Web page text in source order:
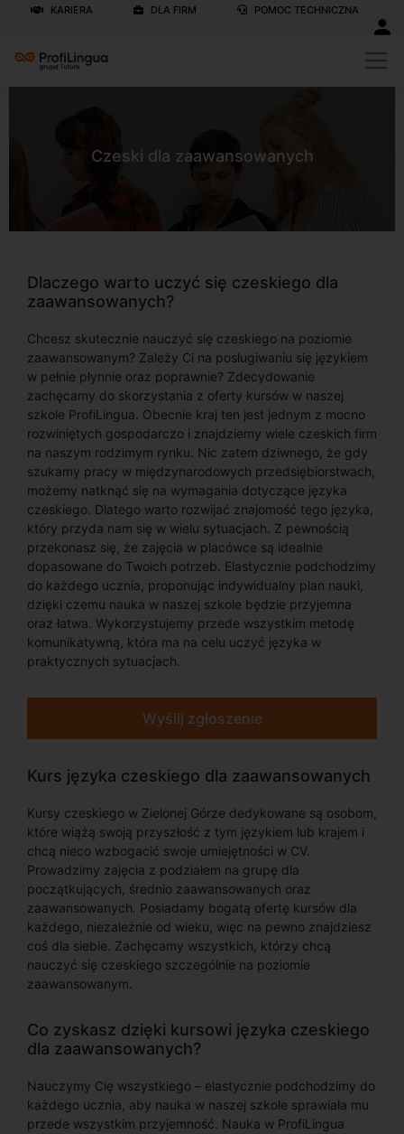
KARIERA DLA FIRM POMOC TECHNICZNA
Czeski dla zaawansowanych
Dlaczego warto uczyć się czeskiego dla
zaawansowanych?
Chcesz skutecznie nauczyć się czeskiego na poziomie
zaawansowanym? Zależy Ci na posługiwaniu się językiem
w pełnie płynnie oraz poprawnie? Zdecydowanie
zachęcamy do skorzystania z oferty kursów w naszej
szkole ProfiLingua. Obecnie kraj ten jest jednym z mocno
rozwiniętych gospodarczo i znajdziemy wiele czeskich firm
na naszym rodzimym rynku. Nic zatem dziwnego, że gdy
szukamy pracy w międzynarodowych przedsiębiorstwach,
możemy natknąć się na wymagania dotyczące języka
czeskiego. Dlatego warto rozwijać znajomość tego języka,
który przyda nam się w wielu sytuacjach. Z pewnością
przekonasz się, że zajęcia w placówce są idealnie
dopasowane do Twoich potrzeb. Elastycznie podchodzimy
do każdego ucznia, proponując indywidualny plan nauki,
dzięki czemu nauka w naszej szkole będzie przyjemna
oraz łatwa. Wykorzystujemy przede wszystkim metodę
komunikatywną, która ma na celu uczyć języka w
praktycznych sytuacjach.
Wyślij zgłoszenie
Kurs języka czeskiego dla zaawansowanych
Kursy czeskiego w Zielonej Górze dedykowane są osobom,
które wiążą swoją przyszłość z tym językiem lub krajem i
chcą nieco wzbogacić swoje umiejętności w CV.
Prowadzimy zajęcia z podziałem na grupę dla
początkujących, średnio zaawansowanych oraz
zaawansowanych. Posiadamy bogatą ofertę kursów dla
każdego, niezależnie od wieku, więc na pewno znajdziesz
coś dla siebie. Zachęcamy wszystkich, którzy chcą
nauczyć się czeskiego szczególnie na poziomie
zaawansowanym.
Co zyskasz dzięki kursowi języka czeskiego
dla zaawansowanych?
Nauczymy Cię wszystkiego – elastycznie podchodzimy do
każdego ucznia, aby nauka w naszej szkole sprawiała mu
przede wszystkim przyjemność. Nauka w ProfiLingua